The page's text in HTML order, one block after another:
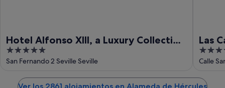
Hotel Alfonso XIII, a Luxury Collection
Hotel, Seville
5
out
San Fernando 2 Seville Seville
Las
4
out
5
Calle